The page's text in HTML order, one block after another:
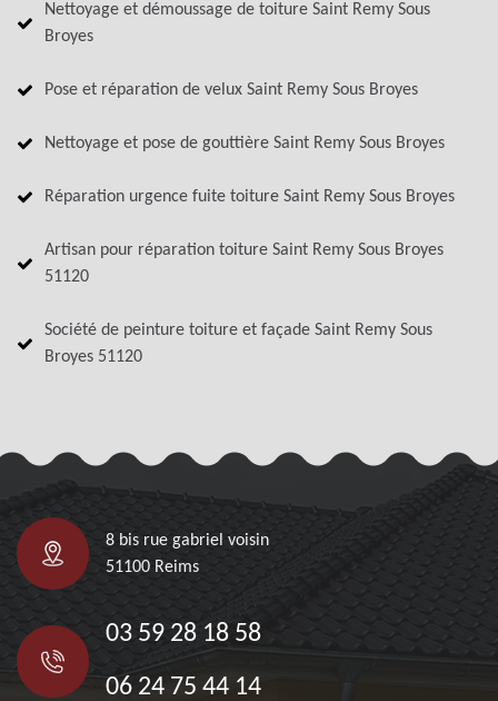
Nettoyage et démoussage de toiture Saint Remy Sous
Broyes
Pose et réparation de velux Saint Remy Sous Broyes
Nettoyage et pose de gouttière Saint Remy Sous Broyes
Réparation urgence fuite toiture Saint Remy Sous Broyes
Artisan pour réparation toiture Saint Remy Sous Broyes
51120
Société de peinture toiture et façade Saint Remy Sous
Broyes 51120
8 bis rue gabriel voisin
51100 Reims
03 59 28 18 58
06 24 75 44 14